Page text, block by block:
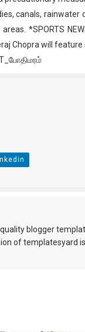
canals, rainwater
*SPORTS
Chopra will feature
blogger
of templatesyard